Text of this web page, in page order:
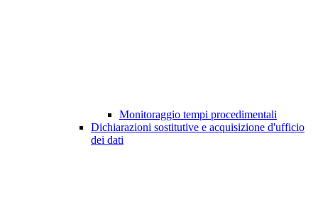
Monitoraggio tempi procedimentali
Dichiarazioni sostitutive e acquisizione d'ufficio
dei dati